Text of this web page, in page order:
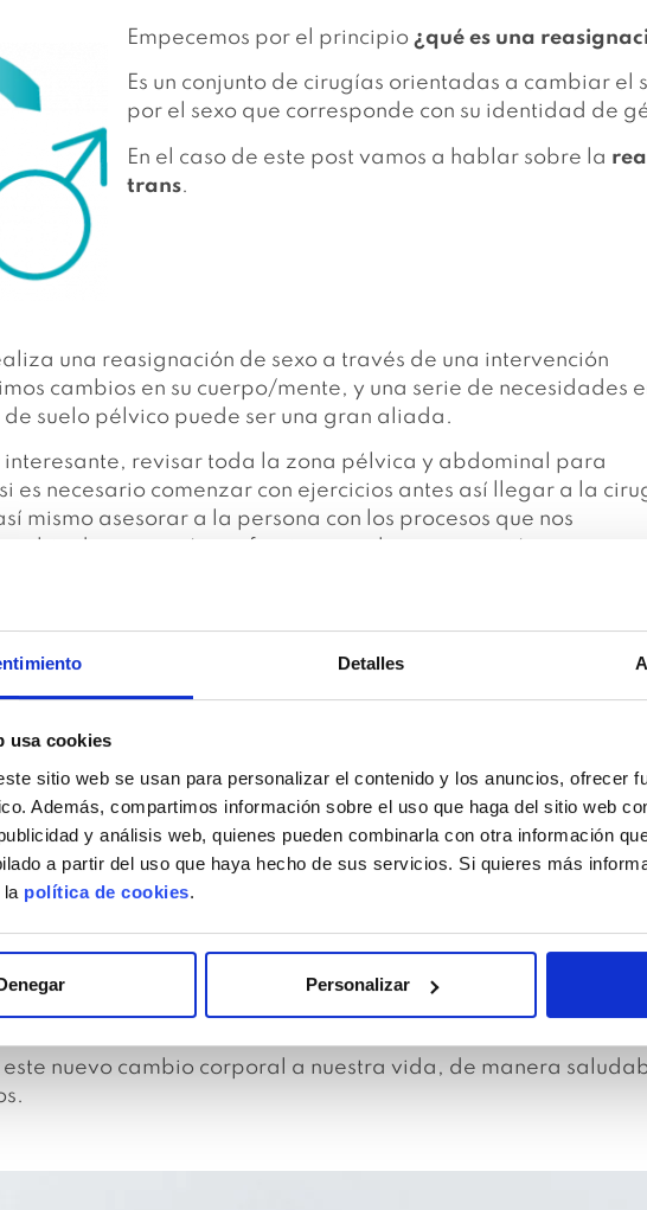
Detalles
usa cookies
sitio web se usan para personalizar el contenido y los anuncios, ofrecer
Además, compartimos información sobre el uso que haga del sitio web
y análisis web, quienes pueden combinarla con otra información
a partir del uso que haya hecho de sus servicios. Si quieres más
la política de cookies.
Personalizar
Empecemos por el principio ¿qué es una
Es un conjunto de cirugías orientadas a cambiar el
por el sexo que corresponde con su identidad de
En el caso de este post vamos a hablar sobre la
trans.
una reasignación de sexo a través de una intervención
cambios en su cuerpo/mente, y una serie de necesidades
suelo pélvico puede ser una gran aliada.
interesante, revisar toda la zona pélvica y abdominal para
es necesario comenzar con ejercicios antes así llegar a la
mismo asesorar a la persona con los procesos que nos
de sexo y cómo afrontaremos la recuperación.
a encontrar con un cambio a nivel físico muy importante:
para las zonas inflamadas por la cirugía.
cicatrices para evitar retracciones y dolor.
la mejor manera posible los dilatadores.
nuestro nuevo cuerpo.
desde ese nuevo cuerpo.
nuevo cambio corporal a nuestra vida, de manera